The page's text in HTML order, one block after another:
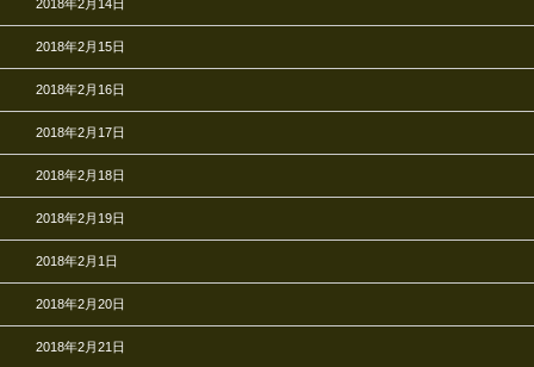
2018年2月14日
2018年2月15日
2018年2月16日
2018年2月17日
2018年2月18日
2018年2月19日
2018年2月1日
2018年2月20日
2018年2月21日